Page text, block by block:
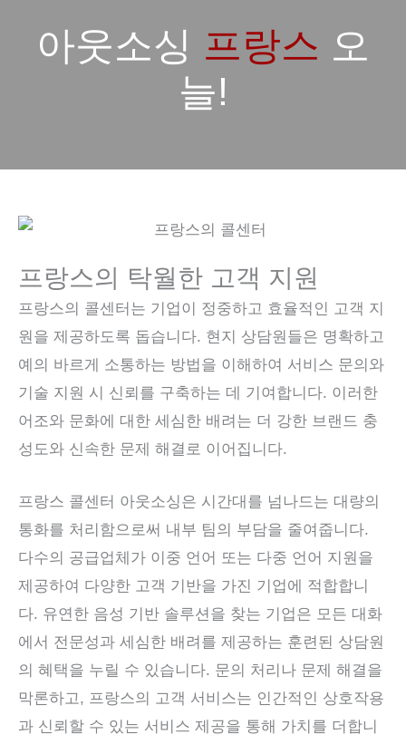
아웃소싱 프랑스 오
늘!
프랑스의 탁월한 고객 지원
프랑스의 콜센터는 기업이 정중하고 효율적인 고객 지
원을 제공하도록 돕습니다. 현지 상담원들은 명확하고
예의 바르게 소통하는 방법을 이해하여 서비스 문의와
기술 지원 시 신뢰를 구축하는 데 기여합니다. 이러한
어조와 문화에 대한 세심한 배려는 더 강한 브랜드 충
성도와 신속한 문제 해결로 이어집니다.
프랑스 콜센터 아웃소싱은 시간대를 넘나드는 대량의
통화를 처리함으로써 내부 팀의 부담을 줄여줍니다.
다수의 공급업체가 이중 언어 또는 다중 언어 지원을
제공하여 다양한 고객 기반을 가진 기업에 적합합니
다. 유연한 음성 기반 솔루션을 찾는 기업은 모든 대화
에서 전문성과 세심한 배려를 제공하는 훈련된 상담원
의 혜택을 누릴 수 있습니다. 문의 처리나 문제 해결을
막론하고, 프랑스의 고객 서비스는 인간적인 상호작용
과 신뢰할 수 있는 서비스 제공을 통해 가치를 더합니